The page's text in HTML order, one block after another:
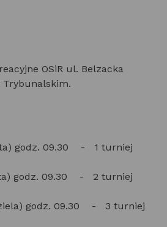
OSiR ul. Belzacka
Trybunalskim.
godz. 09.30 - 1 turniej
godz. 09.30 - 2 turniej
godz. 09.30 - 3 turniej